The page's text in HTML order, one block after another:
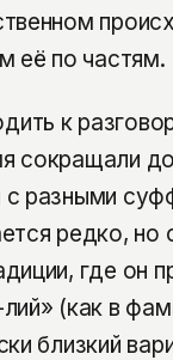
её по частям.
к
сокращали
с разными
редко, но
где он
(как в
близкий